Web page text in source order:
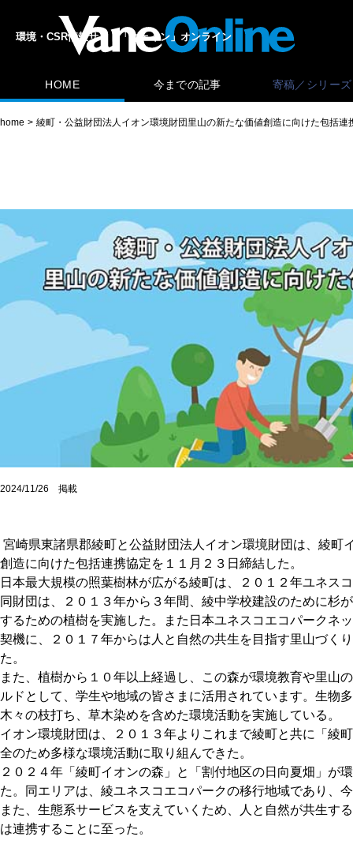
環境・CSR情報サイト「ヴェイン」オンライン
HOME 今までの記事 寄稿／シリーズ
home 綾町・公益財団法人イオン環境財団里山の新たな価値創造に向けた包括連
2024/11/26 掲載
宮崎県東諸県郡綾町と公益財団法人イオン環境財団は、綾町
創造に向けた包括連携協定を１１月２３日締結した。
日本最大規模の照葉樹林が広がる綾町は、２０１２年ユネス
同財団は、２０１３年から３年間、綾中学校建設のために杉
するための植樹を実施した。また日本ユネスコエコパークネ
契機に、２０１７年からは人と自然の共生を目指す里山づく
た。
また、植樹から１０年以上経過し、この森が環境教育や里山
ルドとして、学生や地域の皆さまに活用されています。生物
木々の枝打ち、草木染めを含めた環境活動を実施している。
イオン環境財団は、２０１３年よりこれまで綾町と共に「綾
全のため多様な環境活動に取り組んできた。
２０２４年「綾町イオンの森」と「割付地区の日向夏畑」が
た。同エリアは、綾ユネスコエコパークの移行地域であり、
また、生態系サービスを支えていくため、人と自然が共生す
は連携することに至った。